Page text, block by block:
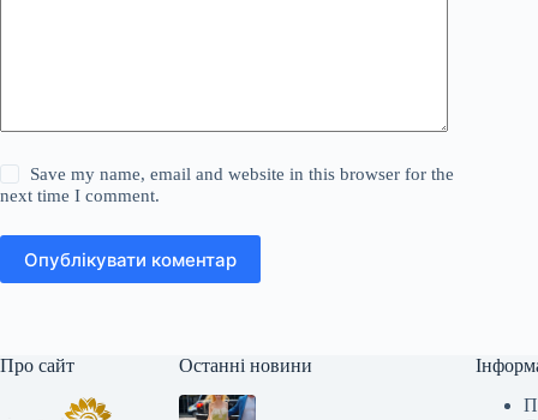
Save my name, email and website in this browser for the
next time I comment.
Опублікувати коментар
Про сайт Останні новини